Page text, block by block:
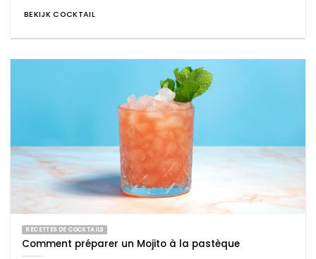
BEKIJK COCKTAIL
RECETTES DE COCKTAILS
Comment préparer un Mojito à la pastèque